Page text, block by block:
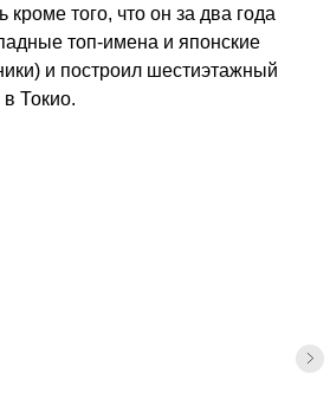
кроме того, что он за два года
топ-имена и японские
и построил шестиэтажный
Токио.